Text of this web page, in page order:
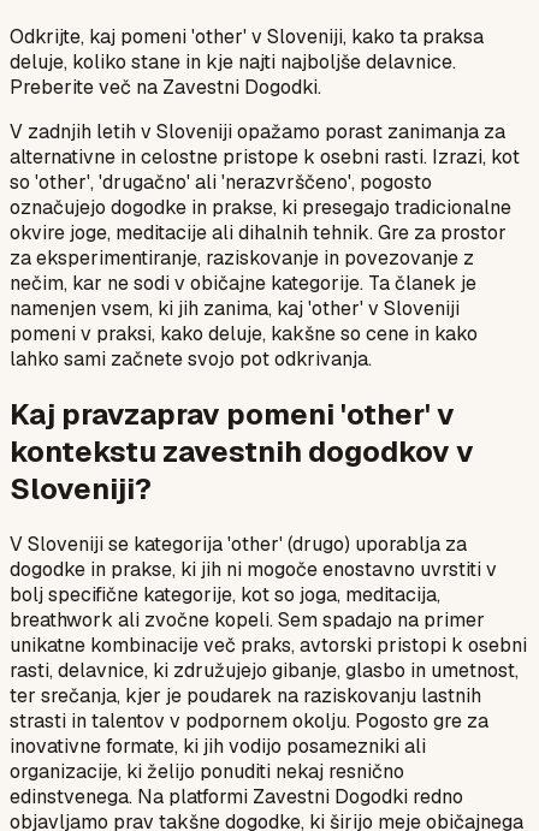
Odkrijte, kaj pomeni 'other' v Sloveniji, kako ta praksa
deluje, koliko stane in kje najti najboljše delavnice.
Preberite več na Zavestni Dogodki.
V zadnjih letih v Sloveniji opažamo porast zanimanja za
alternativne in celostne pristope k osebni rasti. Izrazi, kot
so 'other', 'drugačno' ali 'nerazvrščeno', pogosto
označujejo dogodke in prakse, ki presegajo tradicionalne
okvire joge, meditacije ali dihalnih tehnik. Gre za prostor
za eksperimentiranje, raziskovanje in povezovanje z
nečim, kar ne sodi v običajne kategorije. Ta članek je
namenjen vsem, ki jih zanima, kaj 'other' v Sloveniji
pomeni v praksi, kako deluje, kakšne so cene in kako
lahko sami začnete svojo pot odkrivanja.
Kaj pravzaprav pomeni 'other' v
kontekstu zavestnih dogodkov v
Sloveniji?
V Sloveniji se kategorija 'other' (drugo) uporablja za
dogodke in prakse, ki jih ni mogoče enostavno uvrstiti v
bolj specifične kategorije, kot so joga, meditacija,
breathwork ali zvočne kopeli. Sem spadajo na primer
unikatne kombinacije več praks, avtorski pristopi k osebni
rasti, delavnice, ki združujejo gibanje, glasbo in umetnost,
ter srečanja, kjer je poudarek na raziskovanju lastnih
strasti in talentov v podpornem okolju. Pogosto gre za
inovativne formate, ki jih vodijo posamezniki ali
organizacije, ki želijo ponuditi nekaj resnično
edinstvenega. Na platformi Zavestni Dogodki redno
objavljamo prav takšne dogodke, ki širijo meje običajnega